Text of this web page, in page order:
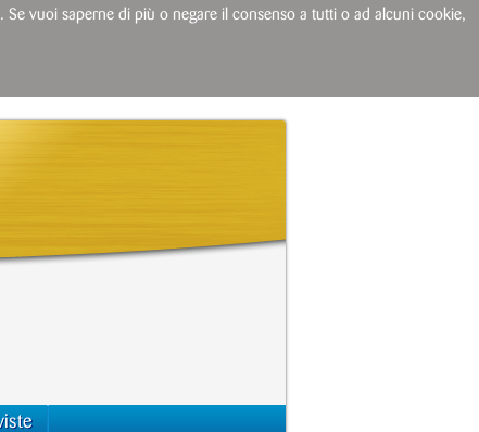
vuoi saperne di più o negare il consenso a tutti o ad alcuni cookie,